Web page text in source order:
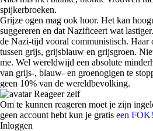
spijkerbroeken.
Grijze ogen mag ook hoor. Het kan
suggereren en dat Nazificeert wat
de Nazi-tijd vooral communistisch. Haar
tussen grijs, grijsblauw en grijsgroen.
me. Wel wereldwijd een absolute
van grijs-, blauw- en groenogigen te
geen 10% van de wereldbevolking.
Reageer zelf
Om te kunnen reageren moet je zijn
geen account hebt kun je gratis een
Inloggen